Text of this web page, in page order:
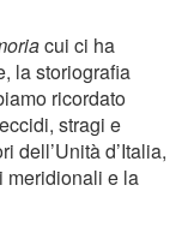
cui ci ha
la storiografia
ricordato
stragi e
dell’Unità d’Italia,
meridionali e la